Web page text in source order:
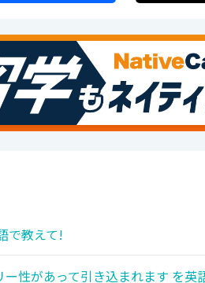
で教えて!
性があって引き込まれます を英